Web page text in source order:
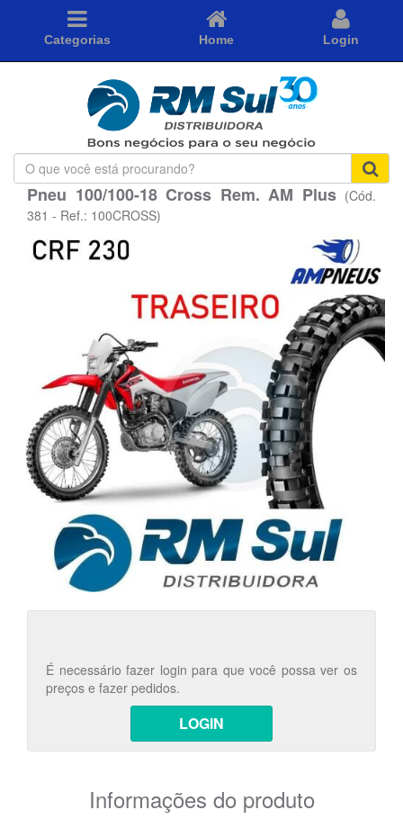
Categorias Home Login
O
que
você
está
Pneu 100/100-18 Cross Rem. AM Plus (Cód.
381 - Ref.: 100CROSS)
É necessário fazer login para que você possa ver os
preços e fazer pedidos.
LOGIN
Informações do produto